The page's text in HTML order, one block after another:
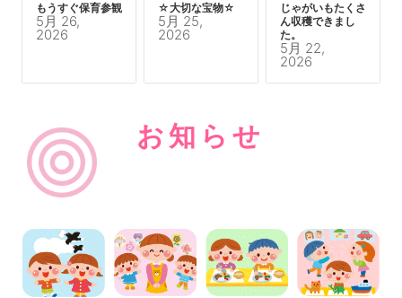
もうすぐ保育参観
5月 26,
2026
☆大切な宝物☆
5月 25,
2026
じゃがいもたくさ
ん収穫できまし
た。
5月 22,
2026
お知らせ